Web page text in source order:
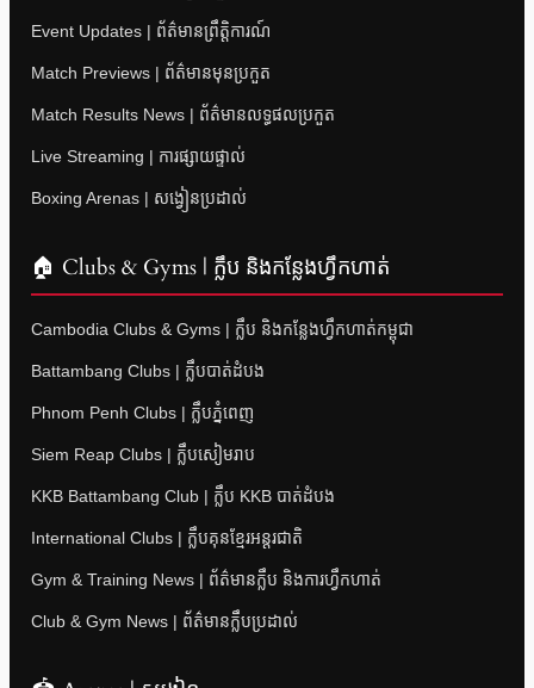
Event Updates | ព័ត៌មានព្រឹត្តិការណ៍
Match Previews | ព័ត៌មានមុនប្រកួត
Match Results News | ព័ត៌មានលទ្ធផលប្រកួត
Live Streaming | ការផ្សាយផ្ទាល់
Boxing Arenas | សង្វៀនប្រដាល់
🏠 Clubs & Gyms | ក្លឹប និងកន្លែងហ្វឹកហាត់
Cambodia Clubs & Gyms | ក្លឹប និងកន្លែងហ្វឹកហាត់កម្ពុជា
Battambang Clubs | ក្លឹបបាត់ដំបង
Phnom Penh Clubs | ក្លឹបភ្នំពេញ
Siem Reap Clubs | ក្លឹបសៀមរាប
KKB Battambang Club | ក្លឹប KKB បាត់ដំបង
International Clubs | ក្លឹបគុនខ្មែរអន្តរជាតិ
Gym & Training News | ព័ត៌មានក្លឹប និងការហ្វឹកហាត់
Club & Gym News | ព័ត៌មានក្លឹបប្រដាល់